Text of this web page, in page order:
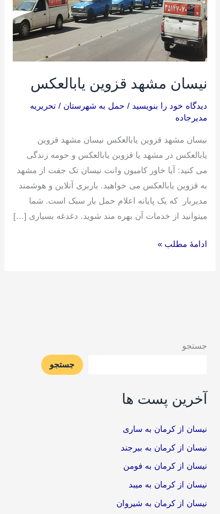
نیسان مشهد قزوین یابالعکس
دیدگاه‌ خود را بنویسید / حمل به شهرستان /تحریریه
مدیرجاده
نیسان مشهد قزوین یابالعکس نیسان مشهد قزوین
یابالعکس در مشهد یا قزوین یابالعکس و حومه زندگی
می کنید: آیا خاور کامیون وانت نیسان تک جفت از مشهد
به قزوین یابالعکس می خواهید. باربری آنلاین و هوشمند
مدیربار که یک پایانه اعلام حمل بار سبک است. شما
میتوانید از خدمات آن بهره مند شوید. دغدغه بسیاری […]
یابالعکس
ادامۀ مطلب »
جستجو
جستجو
آخرین پست ها
نیسان از کرمان به ساری
نیسان از کرمان به بیرجند
نیسان از کرمان به فومن
نیسان از کرمان به میبد
نیسان از کرمان به شیروان